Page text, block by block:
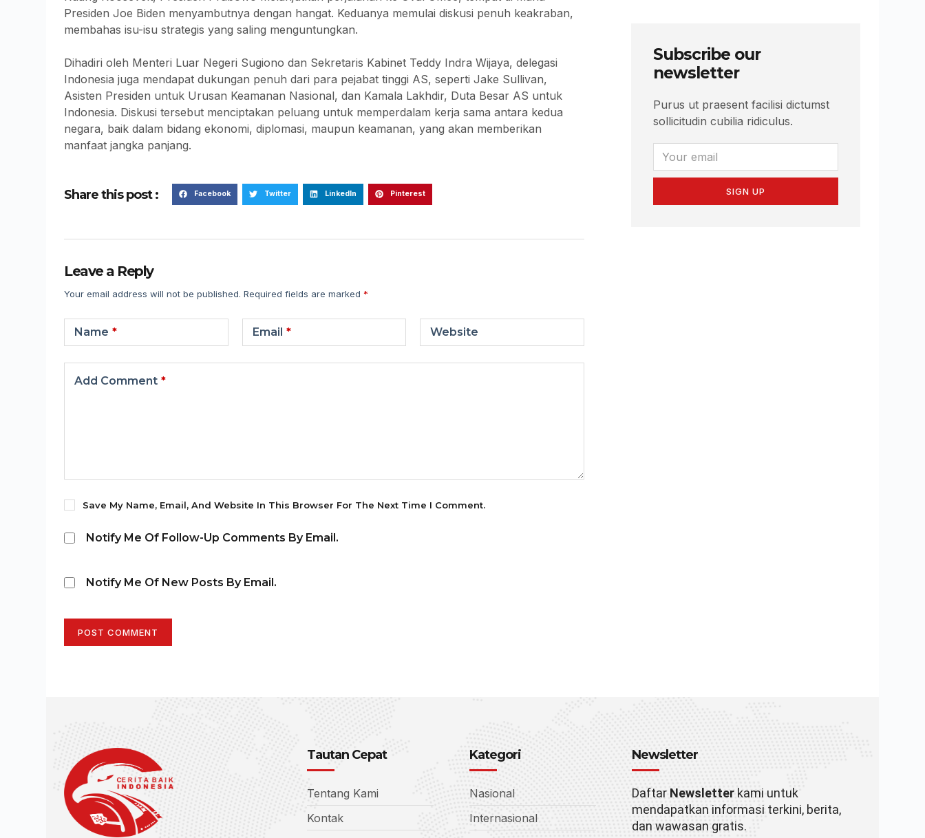
Presiden Joe Biden menyambutnya dengan hangat. Keduanya memulai diskusi penuh keakraban,
membahas isu-isu strategis yang saling menguntungkan.
Dihadiri oleh Menteri Luar Negeri Sugiono dan Sekretaris Kabinet Teddy Indra Wijaya, delegasi
Indonesia juga mendapat dukungan penuh dari para pejabat tinggi AS, seperti Jake Sullivan,
Asisten Presiden untuk Urusan Keamanan Nasional, dan Kamala Lakhdir, Duta Besar AS untuk
Indonesia. Diskusi tersebut menciptakan peluang untuk memperdalam kerja sama antara kedua
negara, baik dalam bidang ekonomi, diplomasi, maupun keamanan, yang akan memberikan
manfaat jangka panjang.
Share this post : Facebook Twitter LinkedIn Pinterest
Leave a Reply
Your email address will not be published. Required fields are marked *
Name * Email * Website
Add Comment *
Save My Name, Email, And Website In This Browser For The Next Time I Comment.
Notify Me Of Follow-Up Comments By Email.
Notify Me Of New Posts By Email.
POST COMMENT
Subscribe our
newsletter
Purus ut praesent facilisi dictumst
sollicitudin cubilia ridiculus.
SIGN UP
Tautan Cepat
Tentang Kami
Kontak
Kategori
Nasional
Internasional
Newsletter
Daftar Newsletterkami untuk
mendapatkan informasi terkini, berita,
dan wawasan gratis.